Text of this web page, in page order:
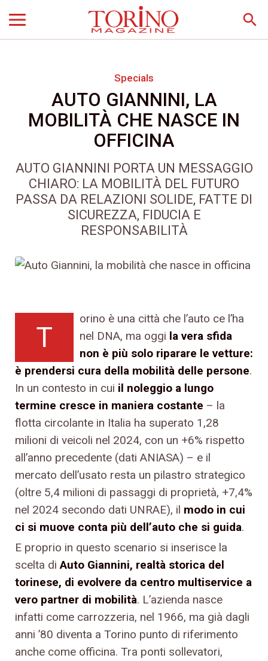
search
Specials
AUTO GIANNINI, LA
MOBILITÀ CHE NASCE IN
OFFICINA
AUTO GIANNINI PORTA UN MESSAGGIO
CHIARO: LA MOBILITÀ DEL FUTURO
PASSA DA RELAZIONI SOLIDE, FATTE DI
SICUREZZA, FIDUCIA E
RESPONSABILITÀ
T
orino è una città che l’auto ce l’ha
nel DNA, ma oggi la vera sfida
non è più solo riparare le vetture:
è prendersi cura della mobilità delle persone.
In un contesto in cui il noleggio a lungo
termine cresce in maniera costante – la
flotta circolante in Italia ha superato 1,28
milioni di veicoli nel 2024, con un +6% rispetto
all’anno precedente (dati ANIASA) – e il
mercato dell’usato resta un pilastro strategico
(oltre 5,4 milioni di passaggi di proprietà, +7,4%
nel 2024 secondo dati UNRAE), il modo in cui
ci si muove conta più dell’auto che si guida.
E proprio in questo scenario si inserisce la
scelta di Auto Giannini, realtà storica del
torinese, di evolvere da centro multiservice a
vero partner di mobilità. L’azienda nasce
infatti come carrozzeria, nel 1966, ma già dagli
anni ’80 diventa a Torino punto di riferimento
anche come officina. Tra ponti sollevatori,